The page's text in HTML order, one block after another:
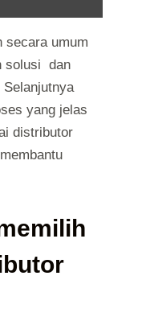
secara umum
solusi dan
yang jelas
distributor